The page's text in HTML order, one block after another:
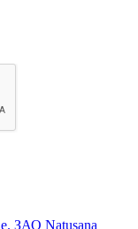
ЗАО Natusana